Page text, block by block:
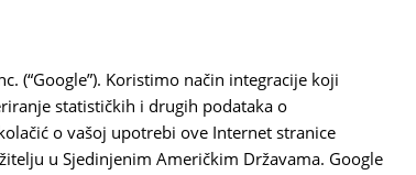
(“Google”). Koristimo način integracije koji
statističkih i drugih podataka o
o vašoj upotrebi ove Internet stranice
u Sjedinjenim Američkim Državama. Google